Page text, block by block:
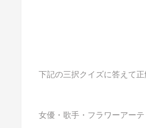
下記の三択クイズに答えて
女優・歌手・フラワーアー